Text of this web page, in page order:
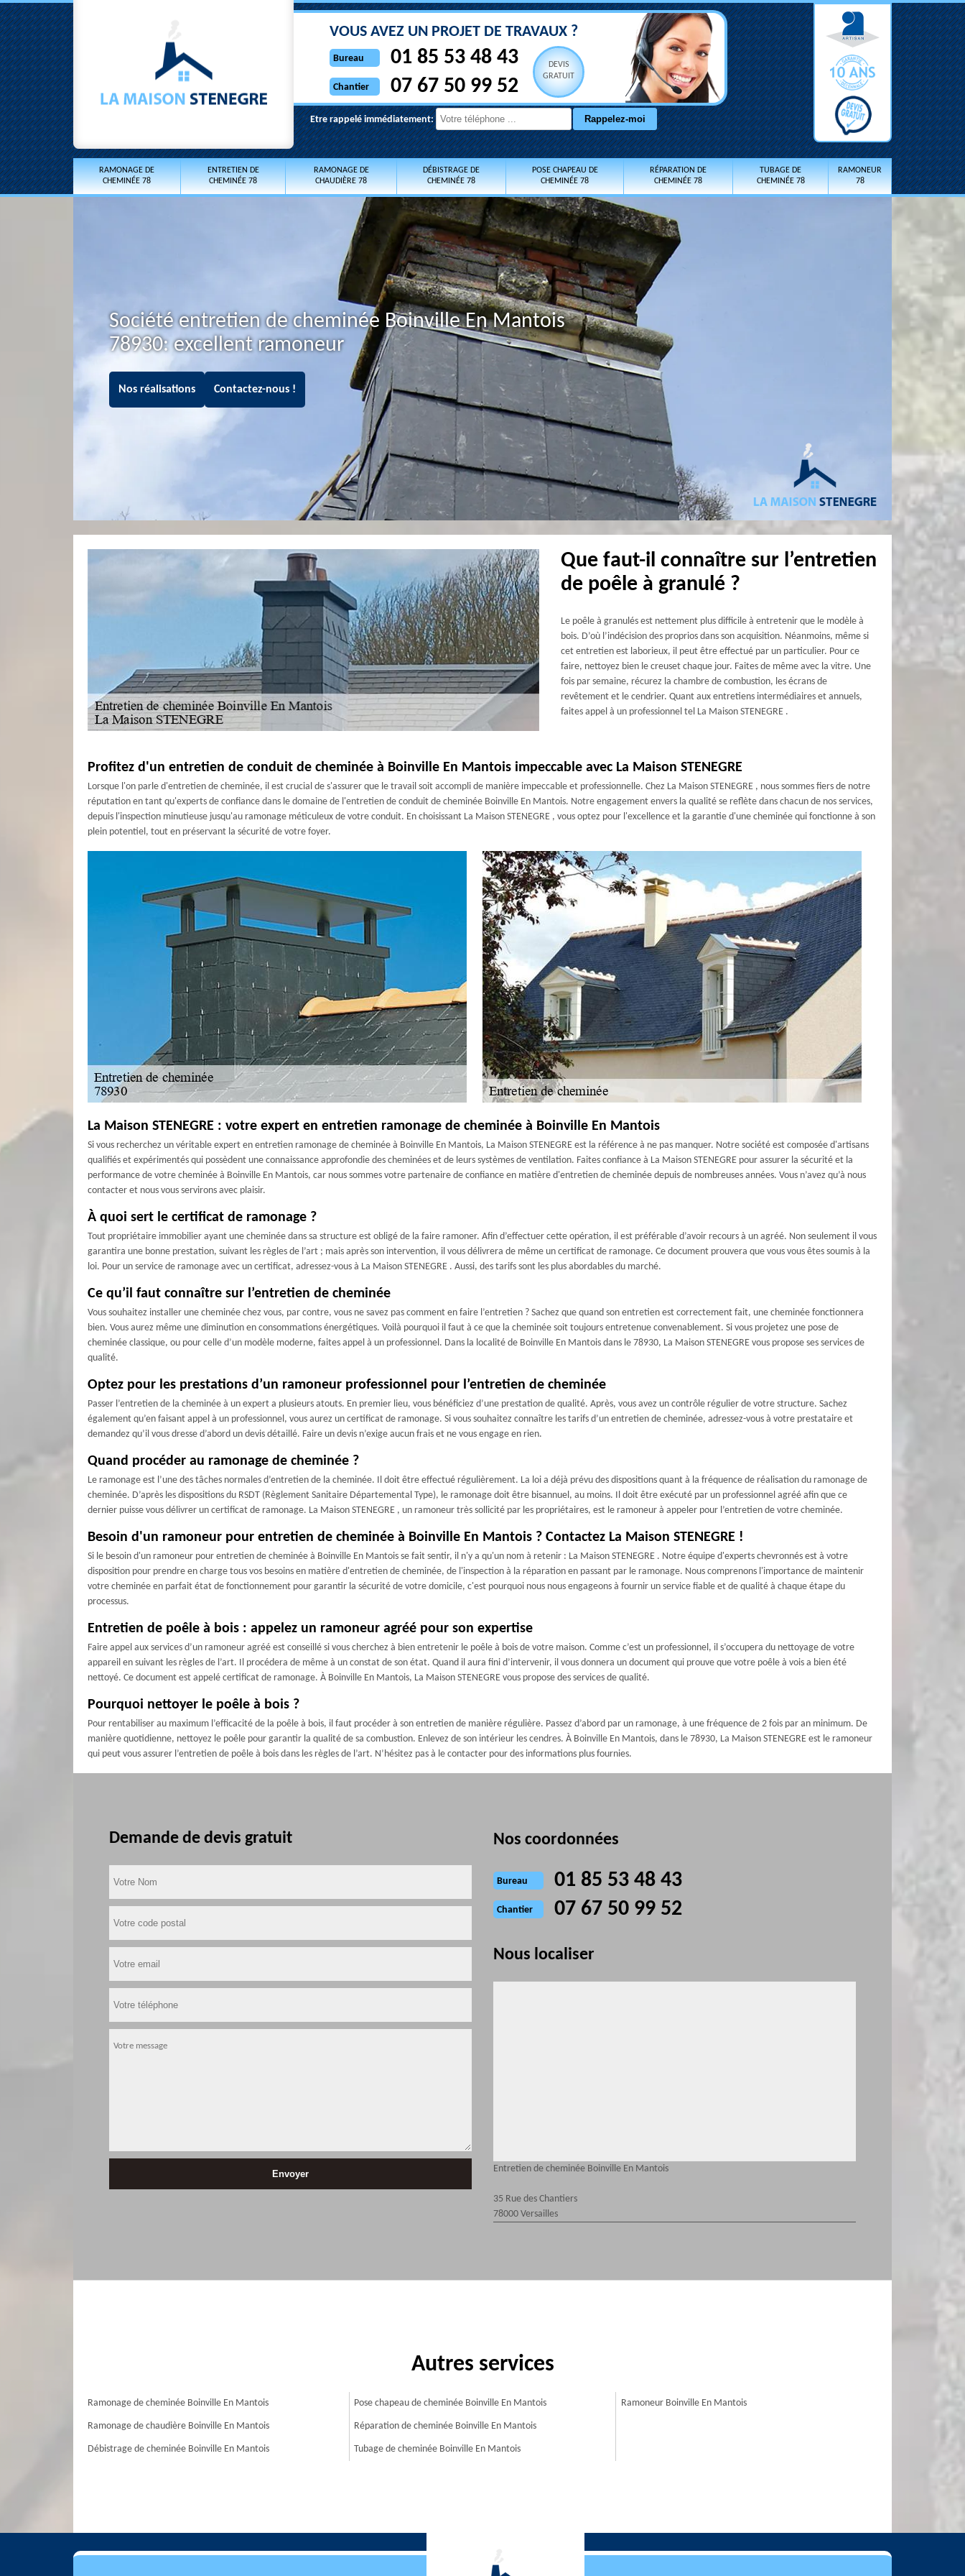
VOUS AVEZ UN PROJET DE TRAVAUX ?
Bureau 01 85 53 48 43
Chantier 07 67 50 99 52
DEVIS
GRATUIT
Etre rappelé immédiatement:
RAMONAGE DE
CHEMINÉE 78
ENTRETIEN DE
CHEMINÉE 78
RAMONAGE DE
CHAUDIÈRE 78
DÉBISTRAGE DE
CHEMINÉE 78
POSE CHAPEAU DE
CHEMINÉE 78
RÉPARATION DE
CHEMINÉE 78
TUBAGE DE
CHEMINÉE 78
RAMONEUR
78
Société entretien de cheminée Boinville En Mantois
78930: excellent ramoneur
Nos réalisations Contactez-nous !
Que faut-il connaître sur l’entretien
de poêle à granulé ?
Le poêle à granulés est nettement plus difficile à entretenir que le modèle à
bois. D’où l’indécision des proprios dans son acquisition. Néanmoins, même si
cet entretien est laborieux, il peut être effectué par un particulier. Pour ce
faire, nettoyez bien le creuset chaque jour. Faites de même avec la vitre. Une
fois par semaine, récurez la chambre de combustion, les écrans de
revêtement et le cendrier. Quant aux entretiens intermédiaires et annuels,
faites appel à un professionnel tel La Maison STENEGRE .
Profitez d'un entretien de conduit de cheminée à Boinville En Mantois impeccable avec La Maison STENEGRE
Lorsque l'on parle d'entretien de cheminée, il est crucial de s'assurer que le travail soit accompli de manière impeccable et professionnelle. Chez La Maison STENEGRE , nous sommes fiers de notre
réputation en tant qu'experts de confiance dans le domaine de l'entretien de conduit de cheminée Boinville En Mantois. Notre engagement envers la qualité se reflète dans chacun de nos services,
depuis l'inspection minutieuse jusqu'au ramonage méticuleux de votre conduit. En choisissant La Maison STENEGRE , vous optez pour l'excellence et la garantie d'une cheminée qui fonctionne à son
plein potentiel, tout en préservant la sécurité de votre foyer.
La Maison STENEGRE : votre expert en entretien ramonage de cheminée à Boinville En Mantois
Si vous recherchez un véritable expert en entretien ramonage de cheminée à Boinville En Mantois, La Maison STENEGRE est la référence à ne pas manquer. Notre société est composée d'artisans
qualifiés et expérimentés qui possèdent une connaissance approfondie des cheminées et de leurs systèmes de ventilation. Faites confiance à La Maison STENEGRE pour assurer la sécurité et la
performance de votre cheminée à Boinville En Mantois, car nous sommes votre partenaire de confiance en matière d'entretien de cheminée depuis de nombreuses années. Vous n’avez qu’à nous
contacter et nous vous servirons avec plaisir.
À quoi sert le certificat de ramonage ?
Tout propriétaire immobilier ayant une cheminée dans sa structure est obligé de la faire ramoner. Afin d’effectuer cette opération, il est préférable d’avoir recours à un agréé. Non seulement il vous
garantira une bonne prestation, suivant les règles de l’art ; mais après son intervention, il vous délivrera de même un certificat de ramonage. Ce document prouvera que vous vous êtes soumis à la
loi. Pour un service de ramonage avec un certificat, adressez-vous à La Maison STENEGRE . Aussi, des tarifs sont les plus abordables du marché.
Ce qu’il faut connaître sur l’entretien de cheminée
Vous souhaitez installer une cheminée chez vous, par contre, vous ne savez pas comment en faire l’entretien ? Sachez que quand son entretien est correctement fait, une cheminée fonctionnera
bien. Vous aurez même une diminution en consommations énergétiques. Voilà pourquoi il faut à ce que la cheminée soit toujours entretenue convenablement. Si vous projetez une pose de
cheminée classique, ou pour celle d’un modèle moderne, faites appel à un professionnel. Dans la localité de Boinville En Mantois dans le 78930, La Maison STENEGRE vous propose ses services de
qualité.
Optez pour les prestations d’un ramoneur professionnel pour l’entretien de cheminée
Passer l’entretien de la cheminée à un expert a plusieurs atouts. En premier lieu, vous bénéficiez d’une prestation de qualité. Après, vous avez un contrôle régulier de votre structure. Sachez
également qu’en faisant appel à un professionnel, vous aurez un certificat de ramonage. Si vous souhaitez connaître les tarifs d’un entretien de cheminée, adressez-vous à votre prestataire et
demandez qu’il vous dresse d’abord un devis détaillé. Faire un devis n’exige aucun frais et ne vous engage en rien.
Quand procéder au ramonage de cheminée ?
Le ramonage est l’une des tâches normales d’entretien de la cheminée. Il doit être effectué régulièrement. La loi a déjà prévu des dispositions quant à la fréquence de réalisation du ramonage de
cheminée. D’après les dispositions du RSDT (Règlement Sanitaire Départemental Type), le ramonage doit être bisannuel, au moins. Il doit être exécuté par un professionnel agréé afin que ce
dernier puisse vous délivrer un certificat de ramonage. La Maison STENEGRE , un ramoneur très sollicité par les propriétaires, est le ramoneur à appeler pour l’entretien de votre cheminée.
Besoin d'un ramoneur pour entretien de cheminée à Boinville En Mantois ? Contactez La Maison STENEGRE !
Si le besoin d'un ramoneur pour entretien de cheminée à Boinville En Mantois se fait sentir, il n'y a qu'un nom à retenir : La Maison STENEGRE . Notre équipe d'experts chevronnés est à votre
disposition pour prendre en charge tous vos besoins en matière d'entretien de cheminée, de l'inspection à la réparation en passant par le ramonage. Nous comprenons l'importance de maintenir
votre cheminée en parfait état de fonctionnement pour garantir la sécurité de votre domicile, c'est pourquoi nous nous engageons à fournir un service fiable et de qualité à chaque étape du
processus.
Entretien de poêle à bois : appelez un ramoneur agréé pour son expertise
Faire appel aux services d’un ramoneur agréé est conseillé si vous cherchez à bien entretenir le poêle à bois de votre maison. Comme c’est un professionnel, il s’occupera du nettoyage de votre
appareil en suivant les règles de l’art. Il procédera de même à un constat de son état. Quand il aura fini d’intervenir, il vous donnera un document qui prouve que votre poêle à vois a bien été
nettoyé. Ce document est appelé certificat de ramonage. À Boinville En Mantois, La Maison STENEGRE vous propose des services de qualité.
Pourquoi nettoyer le poêle à bois ?
Pour rentabiliser au maximum l’efficacité de la poêle à bois, il faut procéder à son entretien de manière régulière. Passez d’abord par un ramonage, à une fréquence de 2 fois par an minimum. De
manière quotidienne, nettoyez le poêle pour garantir la qualité de sa combustion. Enlevez de son intérieur les cendres. À Boinville En Mantois, dans le 78930, La Maison STENEGRE est le ramoneur
qui peut vous assurer l’entretien de poêle à bois dans les règles de l’art. N’hésitez pas à le contacter pour des informations plus fournies.
Demande de devis gratuit Nos coordonnées
Bureau 01 85 53 48 43
Chantier 07 67 50 99 52
Nous localiser
Entretien de cheminée Boinville En Mantois
35 Rue des Chantiers
78000 Versailles
Autres services
Ramonage de cheminée Boinville En Mantois
Ramonage de chaudière Boinville En Mantois
Débistrage de cheminée Boinville En Mantois
Pose chapeau de cheminée Boinville En Mantois
Réparation de cheminée Boinville En Mantois
Tubage de cheminée Boinville En Mantois
Ramoneur Boinville En Mantois